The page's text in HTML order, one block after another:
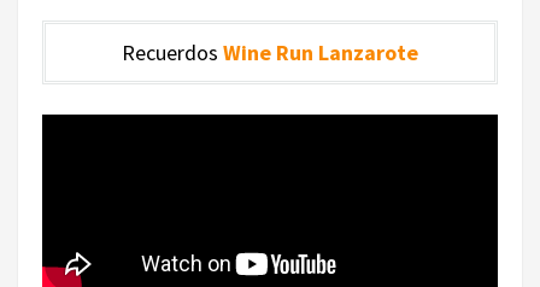
Recuerdos Wine Run Lanzarote